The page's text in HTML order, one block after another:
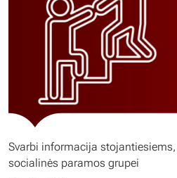
Svarbi informacija
socialinės paramos grupei